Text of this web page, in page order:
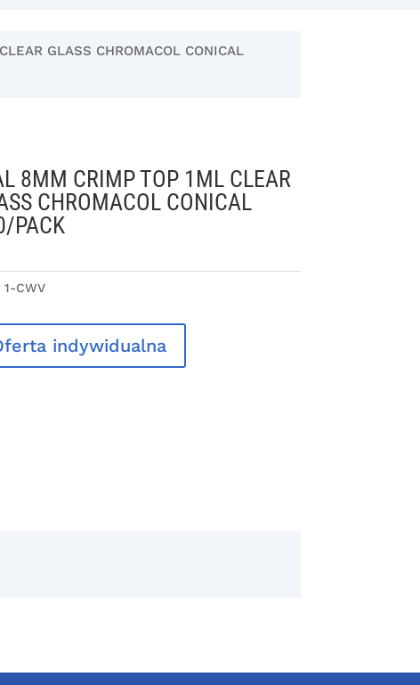
GLASS CHROMACOL CONICAL
8MM CRIMP TOP 1ML CLEAR
CHROMACOL CONICAL
PACK
1-CWV
indywidualna